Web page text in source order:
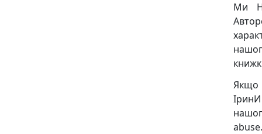
Ми
Якщо